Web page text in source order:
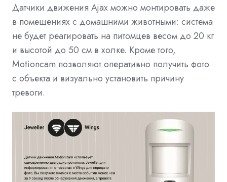
Датчики движения Ajax можно монтировать даже
в помещениях с домашними животными: система
не будет реагировать на питомцев весом до 20 кг
и высотой до 50 см в холке. Кроме того,
Motioncam позволяют оперативно получить фото
с объекта и визуально установить причину
тревоги.